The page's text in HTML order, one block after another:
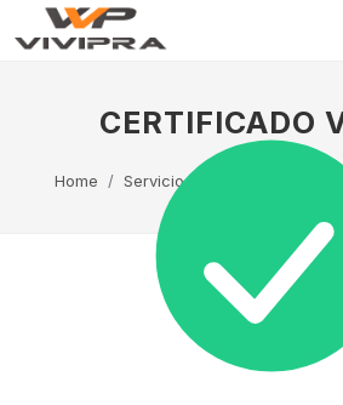
CERTIFICADO
Home Servicio Técnico